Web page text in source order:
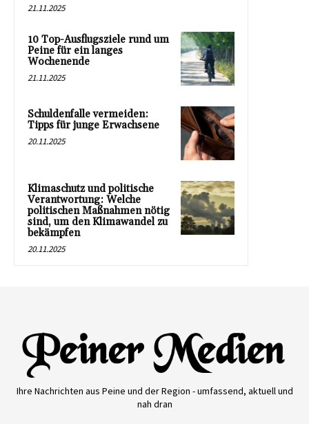
21.11.2025
10 Top-Ausflugsziele rund um
Peine für ein langes
Wochenende
21.11.2025
Schuldenfalle vermeiden:
Tipps für junge Erwachsene
20.11.2025
Klimaschutz und politische
Verantwortung: Welche
politischen Maßnahmen nötig
sind, um den Klimawandel zu
bekämpfen
20.11.2025
Ihre Nachrichten aus Peine und der Region - umfassend, aktuell und
nah dran